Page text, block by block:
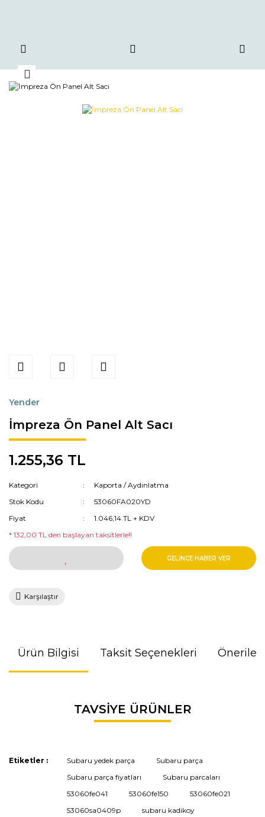
Yender
İmpreza Ön Panel Alt Sacı
1.255,36 TL
Kategori
Kaporta / Aydınlatma
Stok Kodu
53060FA020YD
Fiyat
1.046,14 TL + KDV
* 132,00 TL den başlayan taksitlerle!!
GELİNCE HABER VER
Karşılaştır
Ürün Bilgisi Taksit Seçenekleri
Bu ürünün fiyat bilgisi, resim, ürün açıklamalarında ve diğer
konularda yetersiz gördüğünüz noktaları öneri formunu
TAVSİYE ÜRÜNLER
Etiketler : Subaru yedek parça
Subaru parça
Subaru parça fiyatları
Subaru parcaları
53060fe041
53060fe150
53060fe021
53060sa0409p
subaru kadikoy